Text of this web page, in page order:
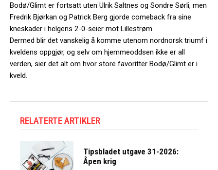
Bodø/Glimt er fortsatt uten Ulrik Saltnes og Sondre Sørli, men
Fredrik Bjørkan og Patrick Berg gjorde comeback fra sine
kneskader i helgens 2-0-seier mot Lillestrøm.
Dermed blir det vanskelig å komme utenom nordnorsk triumf i
kveldens oppgjør, og selv om hjemmeoddsen ikke er all
verden, sier det alt om hvor store favoritter Bodø/Glimt er i
kveld.
RELATERTE ARTIKLER
Tipsbladet utgave 31-2026:
Åpen krig